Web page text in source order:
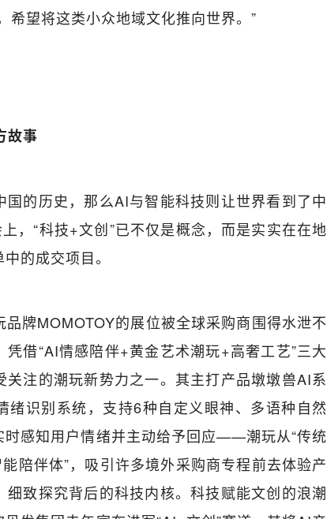
希望将这类小众地域文化推向世界。”
故事
的历史，那么AI与智能科技则让世界看到了中
，“科技+文创”已不仅是概念，而是实实在在地
的成交项目。
牌MOMOTOY的展位被全球采购商围得水泄不
借“AI情感陪伴+黄金艺术潮玩+高奢工艺”三大
注的潮玩新势力之一。其主打产品墩墩兽AI系
绪识别系统，支持6种自定义眼神、多语种自然
时感知用户情绪并主动给予回应——潮玩从“传统
陪伴体”，吸引许多境外采购商专程前去体验产
致探究背后的科技内核。科技赋能文创的浪潮